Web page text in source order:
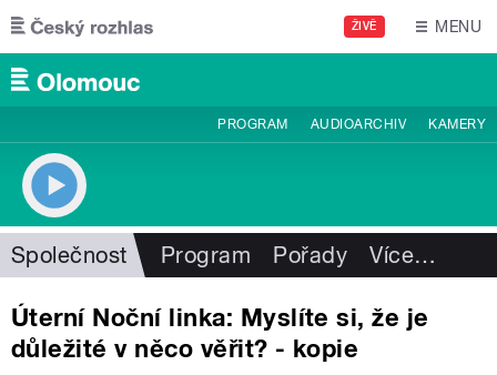
Přejít k hlavnímu obsahu
ŽIVĚ MENU
PROGRAM AUDIOARCHIV KAMERY
Společnost Program Pořady Více…
Úterní Noční linka: Myslíte si, že je
důležité v něco věřit? - kopie